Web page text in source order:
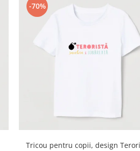
-70%
Tricou pentru copii, design